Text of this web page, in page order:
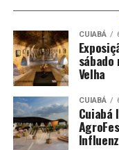
CUIABÁ
sábado
Velha
CUIABÁ
Cuiabá